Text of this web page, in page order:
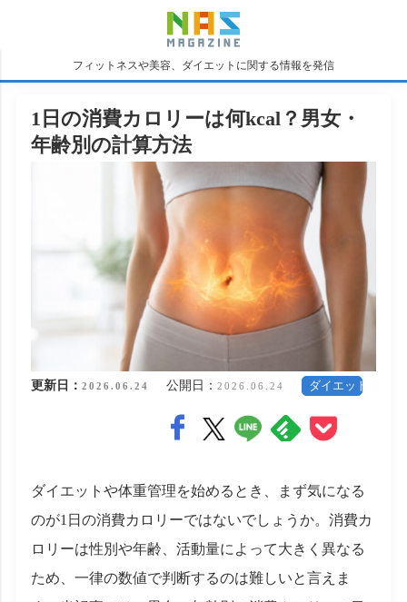
フィットネスや美容、ダイエットに関する情報を発信
1日の消費カロリーは何kcal？男女・
年齢別の計算方法
更新日：2026.06.24 公開日： 2026.06.24 ダイエット
ダイエットや体重管理を始めるとき、まず気になる
のが1日の消費カロリーではないでしょうか。消費カ
ロリーは性別や年齢、活動量によって大きく異なる
ため、一律の数値で判断するのは難しいと言えま